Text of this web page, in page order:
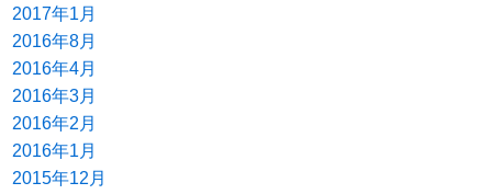
2017年1月
2016年8月
2016年4月
2016年3月
2016年2月
2016年1月
2015年12月